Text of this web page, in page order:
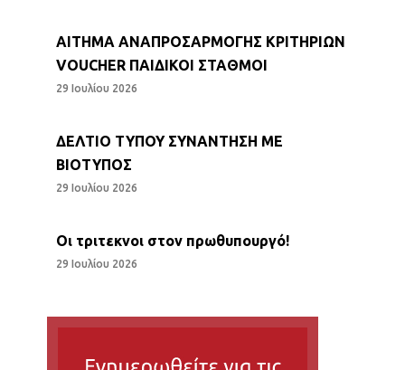
ΑΙΤΗΜΑ ΑΝΑΠΡΟΣΑΡΜΟΓΗΣ ΚΡΙΤΗΡΙΩΝ
VOUCHER ΠΑΙΔΙΚΟΙ ΣΤΑΘΜΟΙ
29 Ιουλίου 2026
ΔΕΛΤΙΟ ΤΥΠΟΥ ΣΥΝΑΝΤΗΣΗ ΜΕ
ΒΙΟΤΥΠΟΣ
29 Ιουλίου 2026
Οι τριτεκνοι στον πρωθυπουργό!
29 Ιουλίου 2026